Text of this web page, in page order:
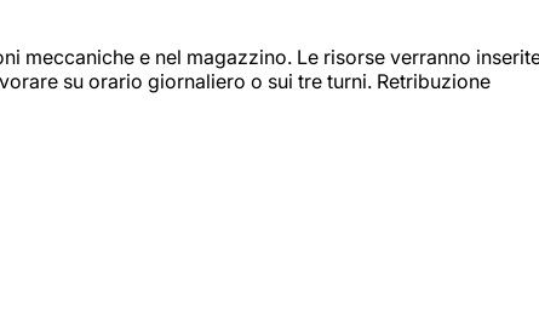
meccaniche e nel magazzino. Le risorse verranno
su orario giornaliero o sui tre turni. Retribuzione